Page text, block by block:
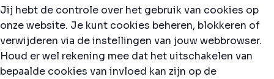
Jij hebt de controle over het gebruik van cookies op
onze website. Je kunt cookies beheren, blokkeren of
verwijderen via de instellingen van jouw webbrowser.
Houd er wel rekening mee dat het uitschakelen van
bepaalde cookies van invloed kan zijn op de